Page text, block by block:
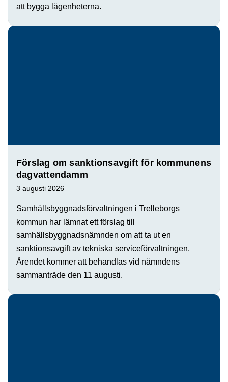
att bygga lägenheterna.
Förslag om sanktionsavgift för kommunens
dagvattendamm
3 augusti 2026
Samhällsbyggnadsförvaltningen i Trelleborgs
kommun har lämnat ett förslag till
samhällsbyggnadsnämnden om att ta ut en
sanktionsavgift av tekniska serviceförvaltningen.
Ärendet kommer att behandlas vid nämndens
sammanträde den 11 augusti.